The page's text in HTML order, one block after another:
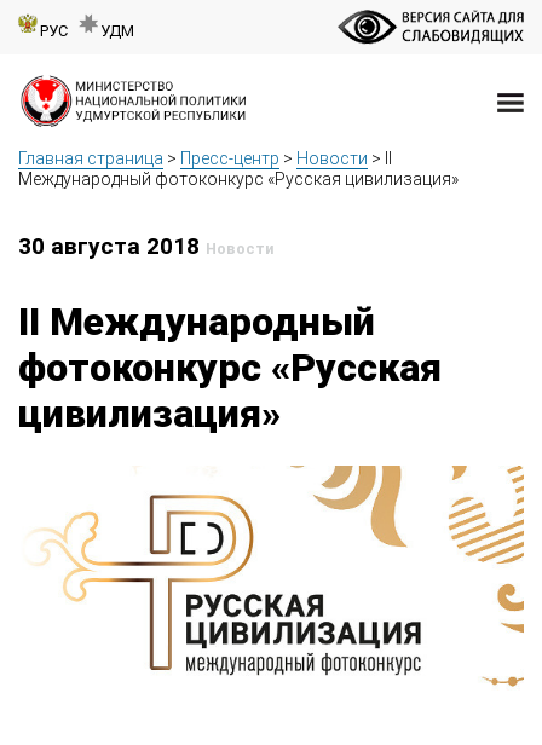
РУС УДМ
Главная страница > Пресс-центр > Новости >
Международный фотоконкурс «Русская цивилизация»
30 августа 2018 Новости
II Международный
фотоконкурс «Русская
цивилизация»